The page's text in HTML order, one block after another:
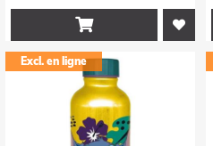

Excl. en ligne